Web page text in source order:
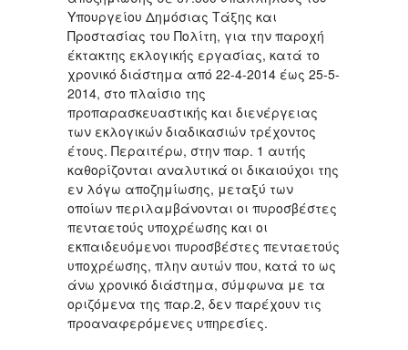
Υπουργείου Δημόσιας Τάξης και
Προστασίας του Πολίτη, για την παροχή
έκτακτης εκλογικής εργασίας, κατά το
χρονικό διάστημα από 22-4-2014 έως 25-5-
2014, στο πλαίσιο της
προπαρασκευαστικής και διενέργειας
των εκλογικών διαδικασιών τρέχοντος
έτους. Περαιτέρω, στην παρ. 1 αυτής
καθορίζονται αναλυτικά οι δικαιούχοι της
εν λόγω αποζημίωσης, μεταξύ των
οποίων περιλαμβάνονται οι πυροσβέστες
πενταετούς υποχρέωσης και οι
εκπαιδευόμενοι πυροσβέστες πενταετούς
υποχρέωσης, πλην αυτών που, κατά το ως
άνω χρονικό διάστημα, σύμφωνα με τα
οριζόμενα της παρ.2, δεν παρέχουν τις
προαναφερόμενες υπηρεσίες.